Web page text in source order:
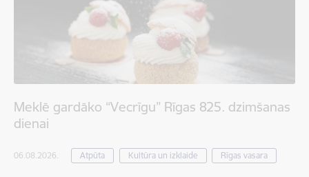
Meklē gardāko “Vecrīgu” Rīgas 825. dzimšanas
dienai
06.08.2026. Atpūta Kultūra un izklaide Rīgas vasara